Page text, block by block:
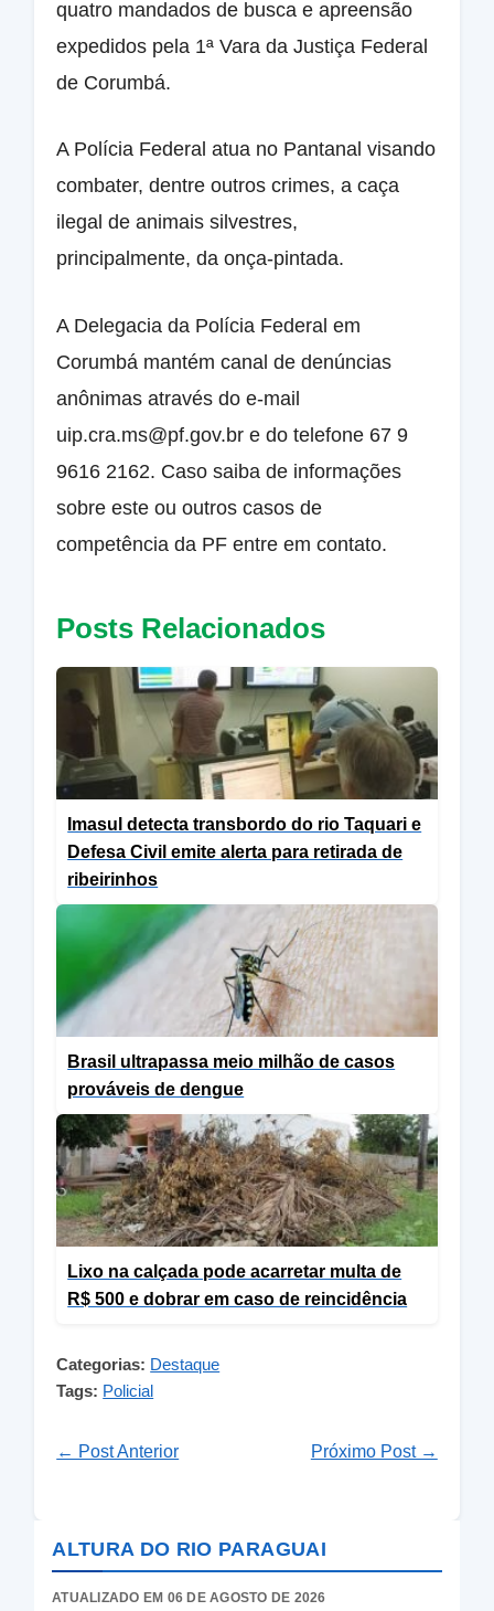
quatro mandados de busca e apreensão
expedidos pela 1ª Vara da Justiça Federal
de Corumbá.
A Polícia Federal atua no Pantanal visando
combater, dentre outros crimes, a caça
ilegal de animais silvestres,
principalmente, da onça-pintada.
A Delegacia da Polícia Federal em
Corumbá mantém canal de denúncias
anônimas através do e-mail
uip.cra.ms@pf.gov.br e do telefone 67 9
9616 2162. Caso saiba de informações
sobre este ou outros casos de
competência da PF entre em contato.
Posts Relacionados
Imasul detecta transbordo do rio Taquari e
Defesa Civil emite alerta para retirada de
ribeirinhos
Brasil ultrapassa meio milhão de casos
prováveis de dengue
Lixo na calçada pode acarretar multa de
R$ 500 e dobrar em caso de reincidência
Categorias: Destaque
Tags: Policial
← Post Anterior Próximo Post →
ALTURA DO RIO PARAGUAI
ATUALIZADO EM 06 DE AGOSTO DE 2026